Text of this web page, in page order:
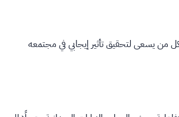
كل من يسعى لتحقيق تأثير إيجابي في مجتمعه